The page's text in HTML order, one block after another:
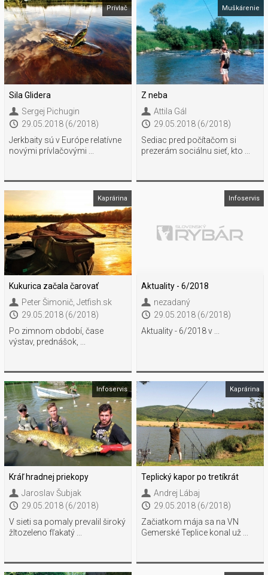
Prívlač
Sila Glidera
Sergej Pichugin
29.05.2018 (6/2018)
Jerkbaity sú v Európe relatívne
novými prívlačovými ...
Muškárenie
Z neba
Attila Gál
29.05.2018 (6/2018)
Sediac pred počítačom si
prezerám sociálnu sieť, kto ...
Kaprárina
Kukurica začala čarovať
Peter Šimonič, Jetfish.sk
29.05.2018 (6/2018)
Po zimnom období, čase
výstav, prednášok, ...
Infoservis
Aktuality - 6/2018
nezadaný
29.05.2018 (6/2018)
Aktuality - 6/2018 v ...
Infoservis
Kráľ hradnej priekopy
Jaroslav Šubjak
29.05.2018 (6/2018)
V sieti sa pomaly prevalil široký
žltozeleno fľakatý ...
Kaprárina
Teplický kapor po tretíkrát
Andrej Lábaj
29.05.2018 (6/2018)
Začiatkom mája sa na VN
Gemerské Teplice konal už ...